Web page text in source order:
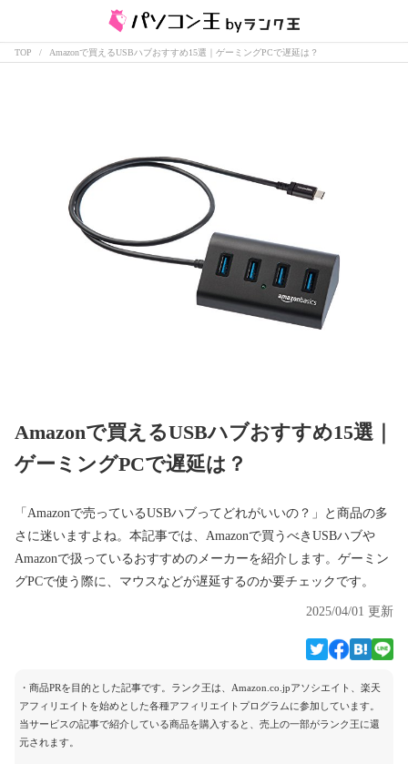
TOP Amazonで買えるUSBハブおすすめ15選｜ゲーミングPCで遅延は？
Amazonで買えるUSBハブおすすめ15選｜
ゲーミングPCで遅延は？
「Amazonで売っているUSBハブってどれがいいの？」と商品の多
さに迷いますよね。本記事では、Amazonで買うべきUSBハブや
Amazonで扱っているおすすめのメーカーを紹介します。ゲーミン
グPCで使う際に、マウスなどが遅延するのか要チェックです。
2025/04/01 更新
・商品PRを目的とした記事です。ランク王は、Amazon.co.jpアソシエイト、楽天
アフィリエイトを始めとした各種アフィリエイトプログラムに参加しています。
当サービスの記事で紹介している商品を購入すると、売上の一部がランク王に還
元されます。